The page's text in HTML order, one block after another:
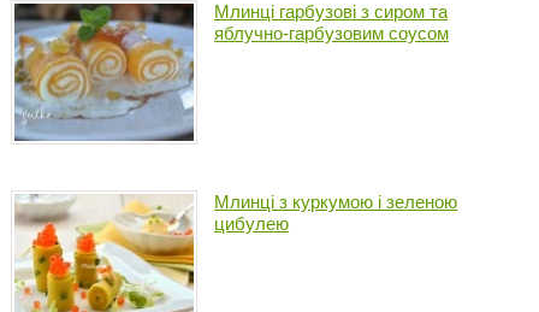
Млинці гарбузові з сиром та
яблучно-гарбузовим соусом
Млинці з куркумою і зеленою
цибулею